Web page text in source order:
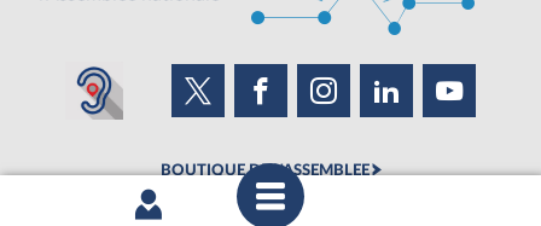
BOUTIQUE DE L'ASSEMBLEE
UNE SEMAINE À L'ASSEMBLÉE